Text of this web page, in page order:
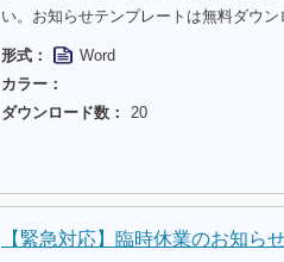
い。お知らせテンプレートは無料ダウン
形式：
Word
カラー：
ダウンロード数：
20
【緊急対応】臨時休業のお知ら